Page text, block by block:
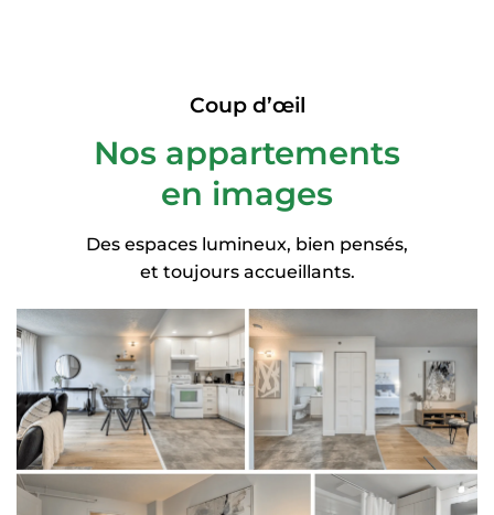
Coup d’œil
Nos appartements
en images
Des espaces lumineux, bien pensés,
et toujours accueillants.